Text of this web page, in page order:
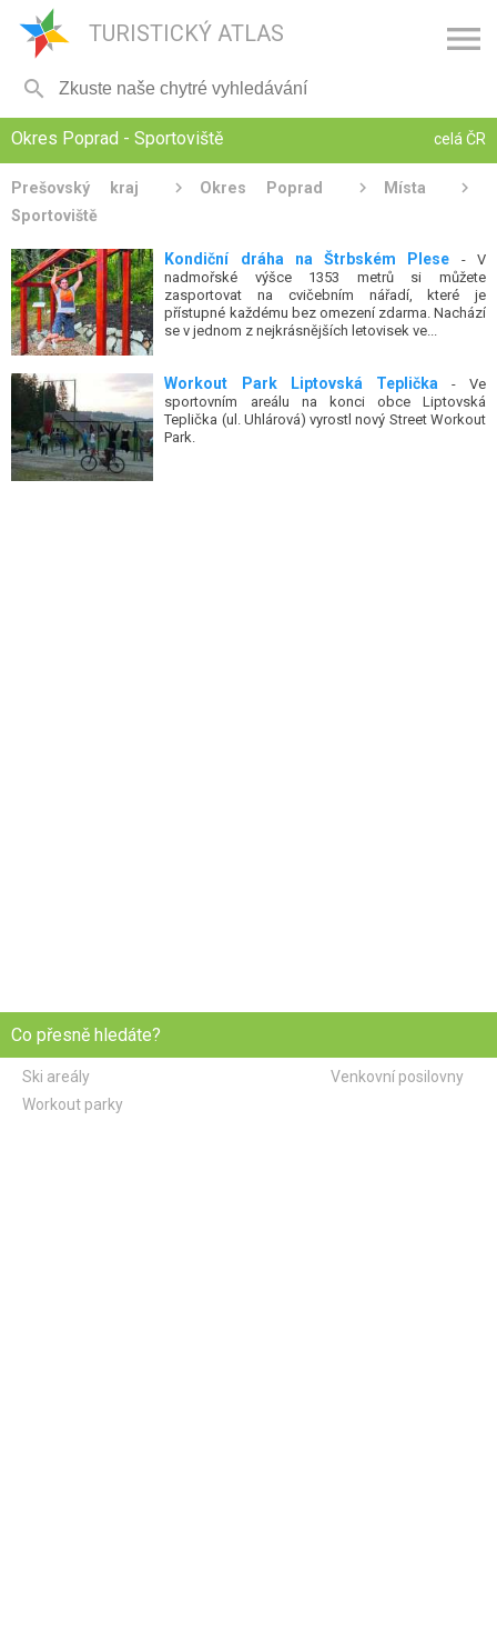
TURISTICKÝ ATLAS 

Okres Poprad - Sportoviště celá ČR
Prešovský kraj Okres Poprad
Místa
Sportoviště
Kondiční dráha na Štrbském Plese - V
nadmořské výšce 1353 metrů si můžete
zasportovat na cvičebním nářadí, které je
přístupné každému bez omezení zdarma. Nachází
se v jednom z nejkrásnějších letovisek ve...
Workout Park Liptovská Teplička- Ve
sportovním areálu na konci obce Liptovská
Teplička (ul. Uhlárová) vyrostl nový Street Workout
Park.
Co přesně hledáte?
Ski areály
Venkovní posilovny
Workout parky